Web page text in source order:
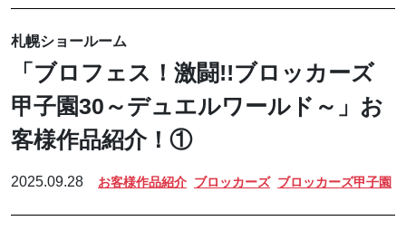
札幌ショールーム
「ブロフェス！激闘!!ブロッカーズ
甲子園30～デュエルワールド～」お
客様作品紹介！①
2025.09.28 お客様作品紹介 ブロッカーズ ブロッカーズ甲子園